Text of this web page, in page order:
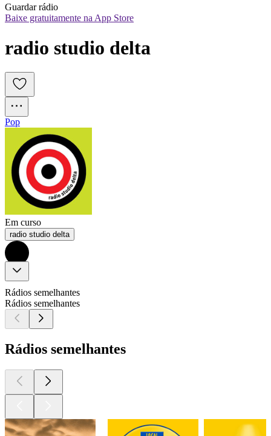
Guardar rádio
Baixe gratuitamente na App Store
radio studio delta
Pop
Em curso
radio studio delta
Rádios semelhantes
Rádios semelhantes
Rádios semelhantes